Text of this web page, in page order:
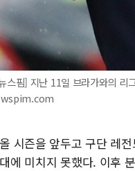
스핌] 지난 11일 브라가와의
시즌을 앞두고 구단 레
에 미치지 못했다. 이후